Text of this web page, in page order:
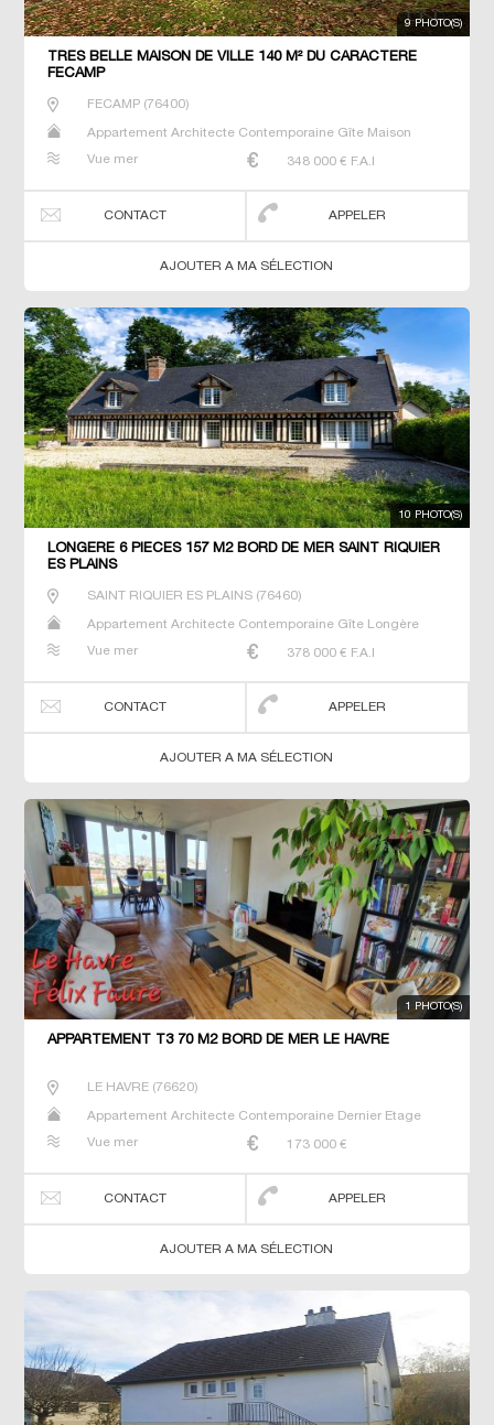
9 PHOTO(S)
TRES BELLE MAISON DE VILLE 140 M² DU CARACTERE
FECAMP
FECAMP(76400)
Appartement Architecte Contemporaine Gîte Maison
Vue mer
348 000 € F.A.I
CONTACT APPELER
AJOUTER A MA SÉLECTION
10 PHOTO(S)
LONGÈRE 6 PIECES 157 M2 BORD DE MER SAINT RIQUIER
ES PLAINS
SAINT RIQUIER ES PLAINS(76460)
Appartement Architecte Contemporaine Gîte Longère
Vue mer
378 000 € F.A.I
CONTACT APPELER
AJOUTER A MA SÉLECTION
1 PHOTO(S)
APPARTEMENT T3 70 M2 BORD DE MER LE HAVRE
LE HAVRE(76620)
Appartement Architecte Contemporaine Dernier Etage
Vue mer
173 000 €
CONTACT APPELER
AJOUTER A MA SÉLECTION